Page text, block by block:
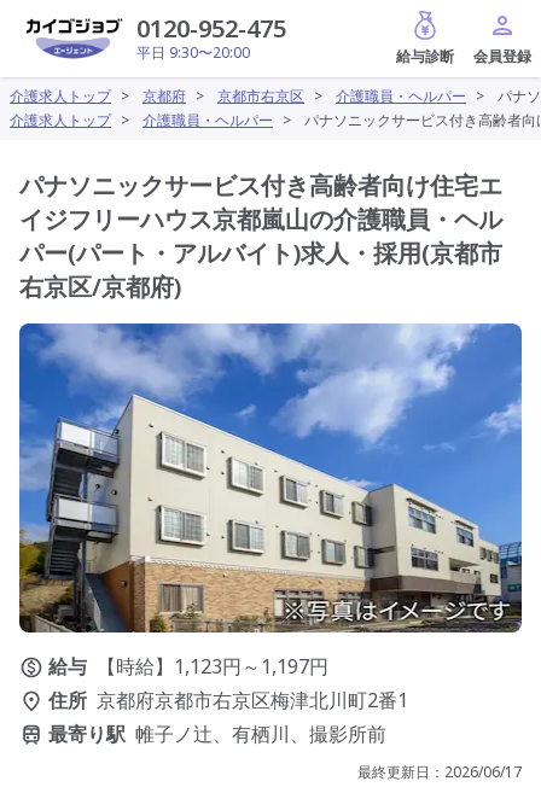
0120-952-475
平日 9:30〜20:00
給与診断
介護求人トップ > 京都府 > 京都市右京区 > 介護職員・ヘルパー >
パナ
介護求人トップ > 介護職員・ヘルパー > パナソニックサービス付き高齢者
パナソニックサービス付き高齢者向け住宅エ
イジフリーハウス京都嵐山の介護職員・ヘル
パー(パート・アルバイト)求人・採用(京都市
右京区/京都府)
給与
【時給】1,123円～1,197円
住所 京都府京都市右京区梅津北川町2番1
最寄り駅 帷子ノ辻、有栖川、撮影所前
最終更新日： 2026/06/17